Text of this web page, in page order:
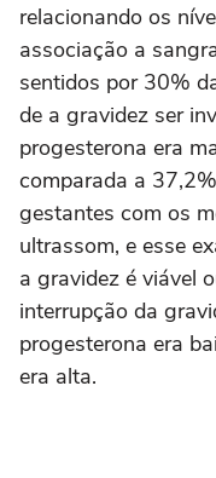
relacionando os
associação a
sentidos por 30%
de a gravidez ser
progesterona era
comparada a
gestantes com os
ultrassom, e esse
a gravidez é viável
interrupção da
progesterona era
era alta.